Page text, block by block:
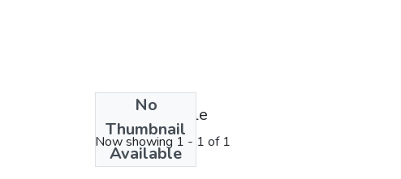
No
Thumbnail
Available
License bundle
Now showing 1 - 1 of 1